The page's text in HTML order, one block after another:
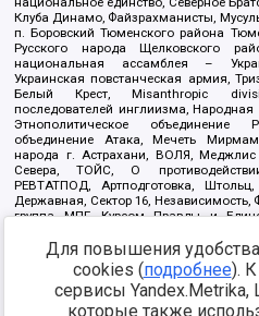
Клуба Динамо, Файзрахманисты,
п. Боровский Тюменского района
Русского народа Щелковского
национальная ассамблея –
Украинская повстанческая армия,
Белый Крест, Misanthropic
последователей инглиизма,
Этнополитическое объединение
объединение Атака, Мечеть
народа г. Астрахани, ВОЛЯ, Меджлис
Севера, ТОЙС, О
РЕВТАТПОД, Артподготовка,
Державная, Сектор 16,
группа МПГ, Курсом Правды и
Благотворительный пансионат Ак
Арестантское уголовное единство,
Дафа, Иртыш Ultras, Русский
Сибирский державный союз, Фонд
граждан, Штабы Навального, Совет
Для повышения
cookies (подробнее).
сервисы Yandex.Metrika,
которые также